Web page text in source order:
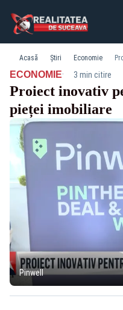
Acasă Știri Economie
ECONOMIE· 3 min citire
Proiect inovativ
pieței imobiliare
Pinwell